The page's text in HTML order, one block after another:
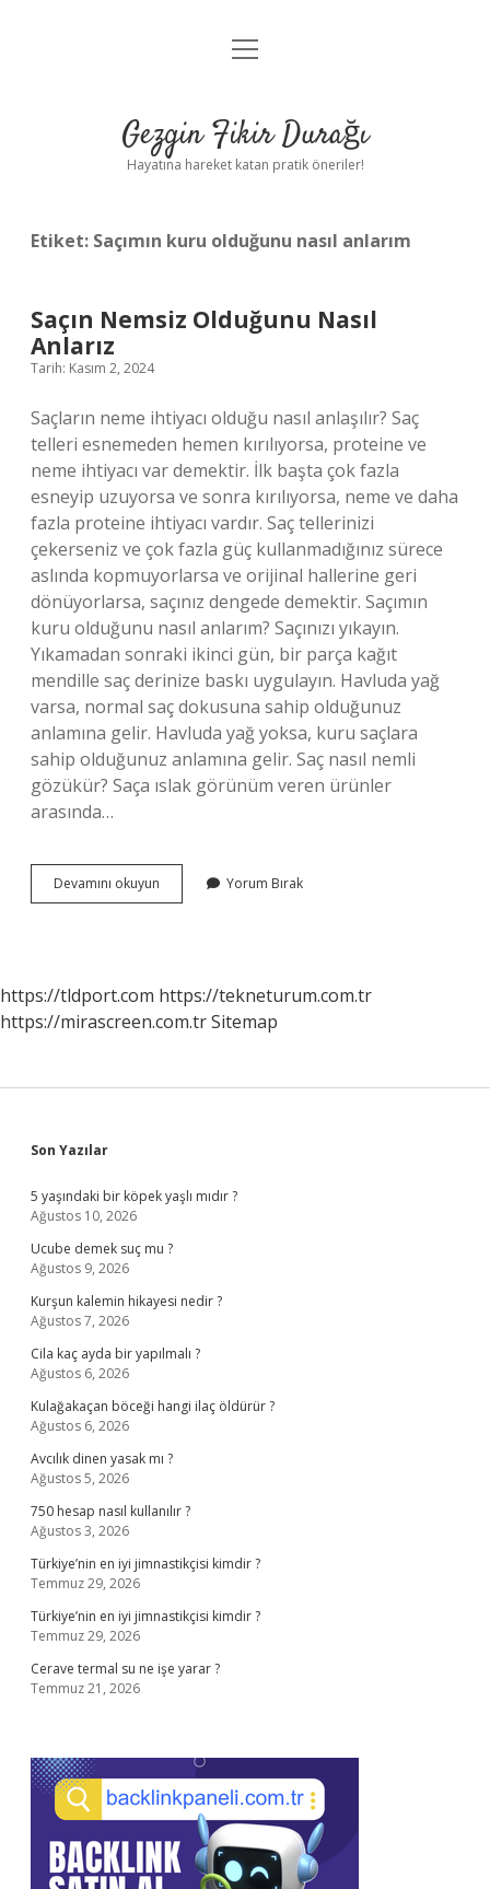
Anasayfa
Yasal Uyarı
menüyü
Gezgin Fikir Durağı
Hayatına hareket katan pratik öneriler!
Etiket: Saçımın kuru olduğunu nasıl anlarım
Saçın Nemsiz Olduğunu Nasıl
Anlarız
Tarih: Kasım 2, 2024
Saçların neme ihtiyacı olduğu nasıl anlaşılır? Saç
telleri esnemeden hemen kırılıyorsa, proteine ​​ve
neme ihtiyacı var demektir. İlk başta çok fazla
esneyip uzuyorsa ve sonra kırılıyorsa, neme ve daha
fazla proteine ​​ihtiyacı vardır. Saç tellerinizi
çekerseniz ve çok fazla güç kullanmadığınız sürece
aslında kopmuyorlarsa ve orijinal hallerine geri
dönüyorlarsa, saçınız dengede demektir. Saçımın
kuru olduğunu nasıl anlarım? Saçınızı yıkayın.
Yıkamadan sonraki ikinci gün, bir parça kağıt
mendille saç derinize baskı uygulayın. Havluda yağ
varsa, normal saç dokusuna sahip olduğunuz
anlamına gelir. Havluda yağ yoksa, kuru saçlara
sahip olduğunuz anlamına gelir. Saç nasıl nemli
gözükür? Saça ıslak görünüm veren ürünler
arasında…
Devamını okuyun
Nemsiz
Yorum Bırak
https://tldport.com https://tekneturum.com.tr
https://mirascreen.com.trSitemap
Sidebar
Son Yazılar
5 yaşındaki bir köpek yaşlı mıdır ?
Ağustos 10, 2026
Ucube demek suç mu ?
Ağustos 9, 2026
Kurşun kalemin hikayesi nedir ?
Ağustos 7, 2026
Cila kaç ayda bir yapılmalı ?
Ağustos 6, 2026
Kulağakaçan böceği hangi ilaç öldürür ?
Ağustos 6, 2026
Avcılık dinen yasak mı ?
Ağustos 5, 2026
750 hesap nasıl kullanılır ?
Ağustos 3, 2026
Türkiye’nin en iyi jimnastikçisi kimdir ?
Temmuz 29, 2026
Türkiye’nin en iyi jimnastikçisi kimdir ?
Temmuz 29, 2026
Cerave termal su ne işe yarar ?
Temmuz 21, 2026